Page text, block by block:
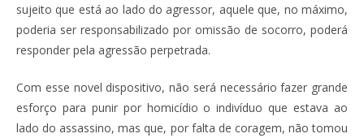
sujeito que está ao lado do agressor, aquele que, no máximo,
poderia ser responsabilizado por omissão de socorro, poderá
responder pela agressão perpetrada.
Com esse novel dispositivo, não será necessário fazer grande
esforço para punir por homicídio o indivíduo que estava ao
lado do assassino, mas que, por falta de coragem, não tomou